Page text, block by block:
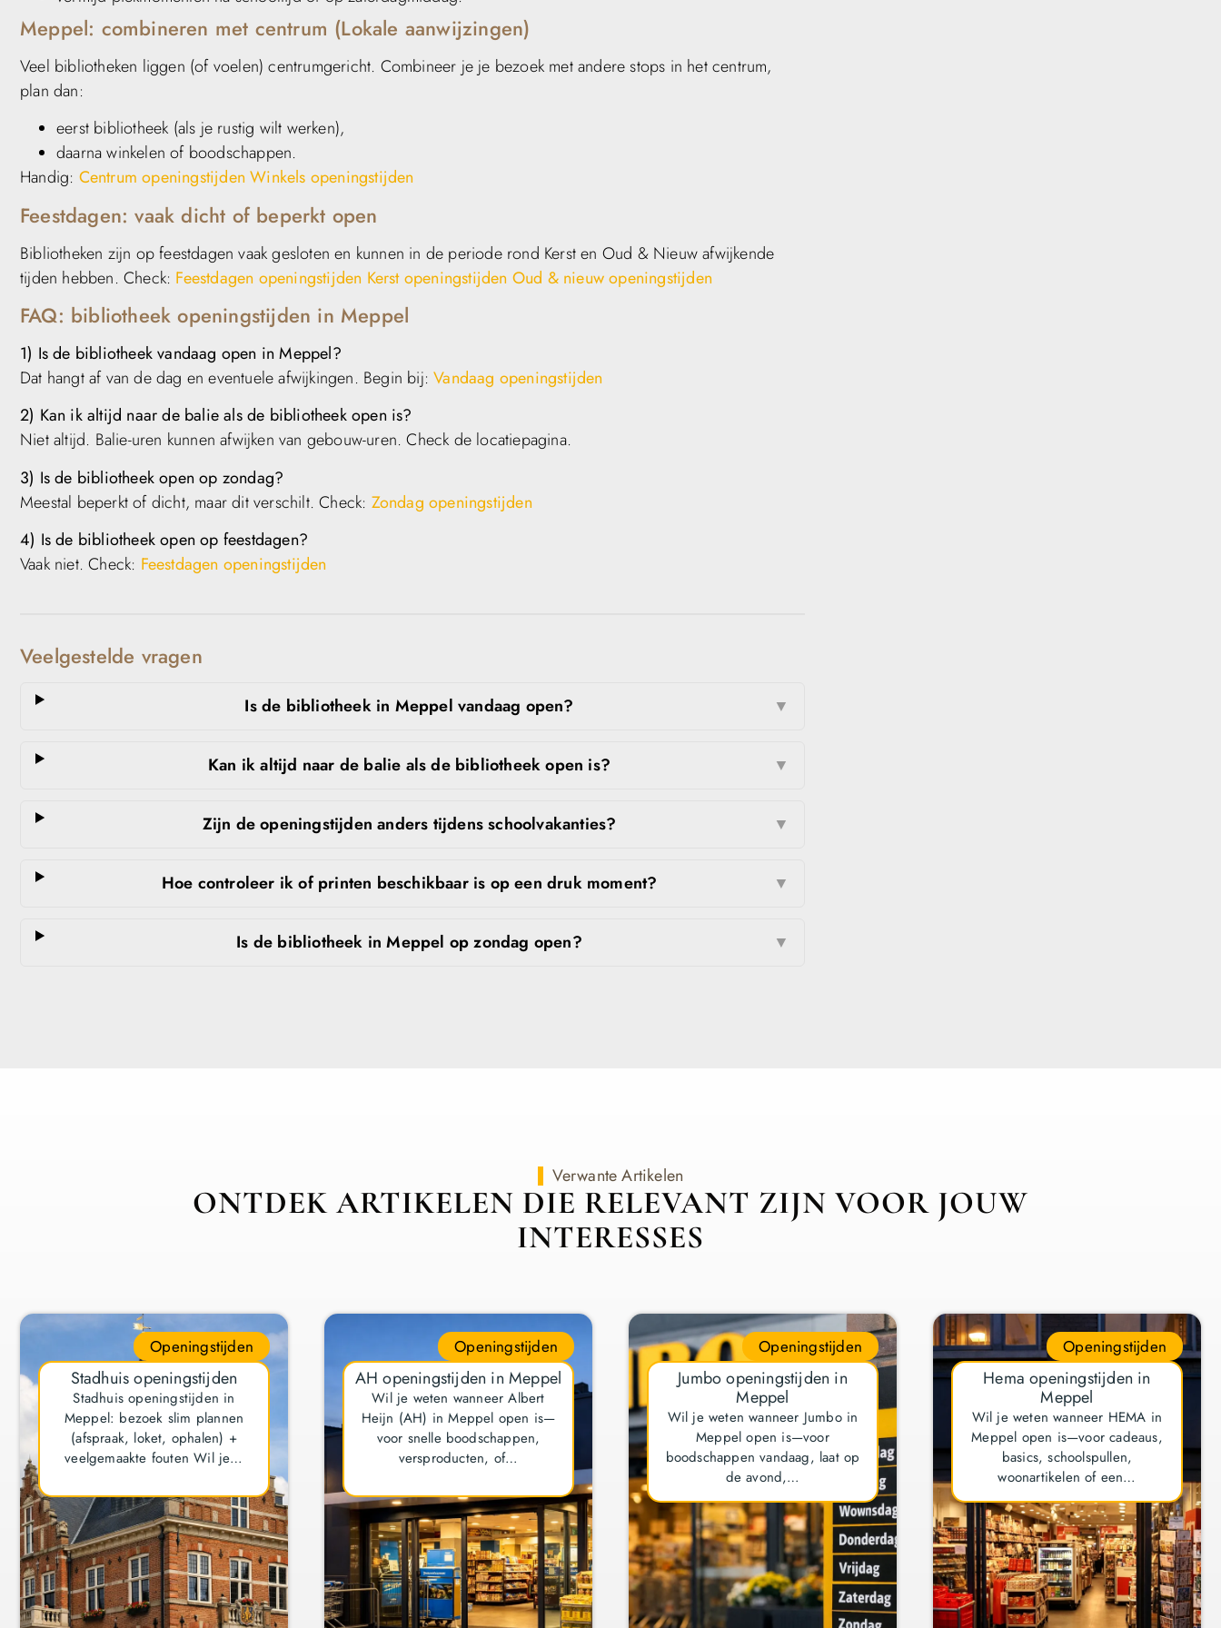
Meppel: combineren met centrum (Lokale aanwijzingen)
Veel bibliotheken liggen (of voelen) centrumgericht. Combineer je je bezoek met andere stops in het centrum,
plan dan:
eerst bibliotheek (als je rustig wilt werken),
daarna winkelen of boodschappen.
Handig: Centrum openingstijden Winkels openingstijden
Feestdagen: vaak dicht of beperkt open
Bibliotheken zijn op feestdagen vaak gesloten en kunnen in de periode rond Kerst en Oud & Nieuw afwijkende
tijden hebben. Check: Feestdagen openingstijden Kerst openingstijden Oud & nieuw openingstijden
FAQ: bibliotheek openingstijden in Meppel
1) Is de bibliotheek vandaag open in Meppel?
Dat hangt af van de dag en eventuele afwijkingen. Begin bij:Vandaag openingstijden
2) Kan ik altijd naar de balie als de bibliotheek open is?
Niet altijd. Balie-uren kunnen afwijken van gebouw-uren. Check de locatiepagina.
3) Is de bibliotheek open op zondag?
Meestal beperkt of dicht, maar dit verschilt. Check: Zondag openingstijden
4) Is de bibliotheek open op feestdagen?
Vaak niet. Check: Feestdagen openingstijden
Veelgestelde vragen
Is de bibliotheek in Meppel vandaag open? ▼
Kan ik altijd naar de balie als de bibliotheek open is? ▼
Zijn de openingstijden anders tijdens schoolvakanties? ▼
Hoe controleer ik of printen beschikbaar is op een druk moment? ▼
Is de bibliotheek in Meppel op zondag open? ▼
Verwante Artikelen
ONTDEK ARTIKELEN DIE RELEVANT ZIJN VOOR JOUW
INTERESSES
Openingstijden
Stadhuis openingstijden
Stadhuis openingstijden in
Meppel: bezoek slim plannen
(afspraak, loket, ophalen) +
veelgemaakte fouten Wil je…
Openingstijden
AH openingstijden in Meppel
Wil je weten wanneer Albert
Heijn (AH) in Meppel open is—
voor snelle boodschappen,
versproducten, of…
Openingstijden
Jumbo openingstijden in
Meppel
Wil je weten wanneer Jumbo in
Meppel open is—voor
boodschappen vandaag, laat op
de avond,…
Openingstijden
Hema openingstijden in
Meppel
Wil je weten wanneer HEMA in
Meppel open is—voor cadeaus,
basics, schoolspullen,
woonartikelen of een…